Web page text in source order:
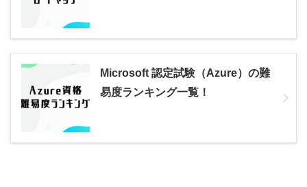
Microsoft 認定試験（Azure）の難
易度ランキング一覧！